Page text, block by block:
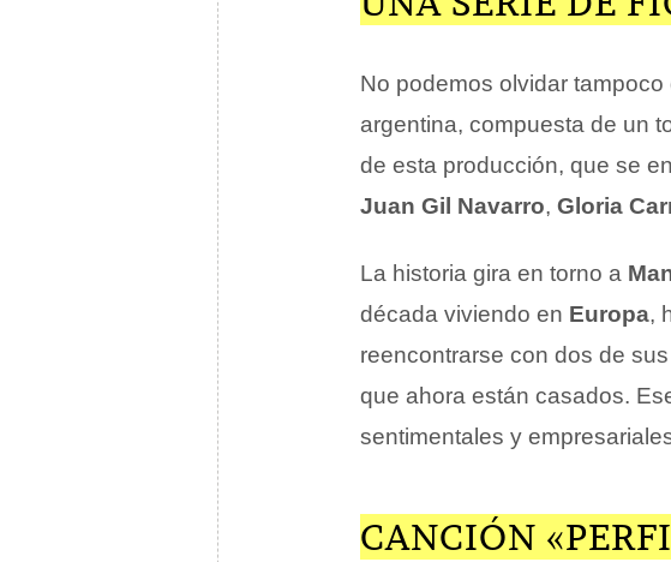
No podemos olvidar tampoco
argentina, compuesta de un
de esta producción, que se
Juan Gil Navarro, Gloria
La historia gira en torno a
década viviendo en Europa,
reencontrarse con dos de
que ahora están casados.
sentimentales y
CANCIÓN